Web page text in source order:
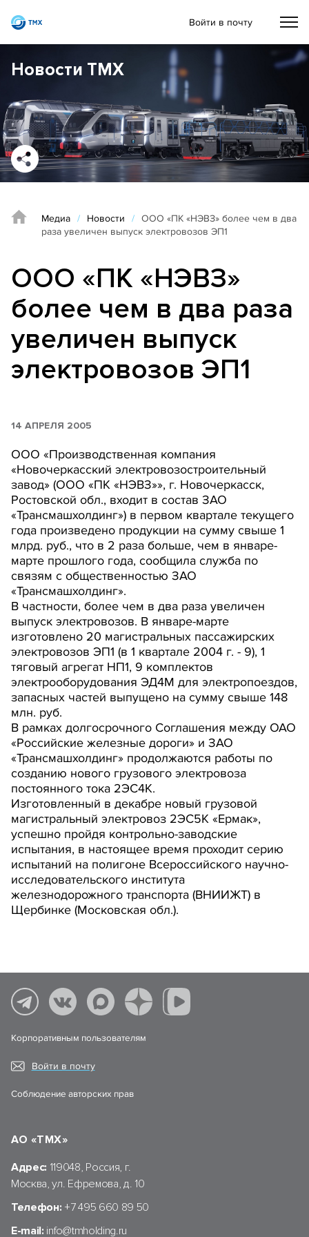
Войти в почту
Новости ТМХ
Медиа / Новости / ООО «ПК «НЭВЗ» более чем в два
раза увеличен выпуск электровозов ЭП1
ООО «ПК «НЭВЗ»
более чем в два раза
увеличен выпуск
электровозов ЭП1
14 АПРЕЛЯ 2005
ООО «Производственная компания
«Новочеркасский электровозостроительный
завод» (ООО «ПК «НЭВЗ»», г. Новочеркасск,
Ростовской обл., входит в состав ЗАО
«Трансмашхолдинг») в первом квартале текущего
года произведено продукции на сумму свыше 1
млрд. руб., что в 2 раза больше, чем в январе-
марте прошлого года, сообщила служба по
связям с общественностью ЗАО
«Трансмашхолдинг».
В частности, более чем в два раза увеличен
выпуск электровозов. В январе-марте
изготовлено 20 магистральных пассажирских
электровозов ЭП1 (в 1 квартале 2004 г. - 9), 1
тяговый агрегат НП1, 9 комплектов
электрооборудования ЭД4М для электропоездов,
запасных частей выпущено на сумму свыше 148
млн. руб.
В рамках долгосрочного Соглашения между ОАО
«Российские железные дороги» и ЗАО
«Трансмашхолдинг» продолжаются работы по
созданию нового грузового электровоза
постоянного тока 2ЭС4К.
Изготовленный в декабре новый грузовой
магистральный электровоз 2ЭС5К «Ермак»,
успешно пройдя контрольно-заводские
испытания, в настоящее время проходит серию
испытаний на полигоне Всероссийского научно-
исследовательского института
железнодорожного транспорта (ВНИИЖТ) в
Щербинке (Московская обл.).
Корпоративным пользователям
Войти в почту
Соблюдение авторских прав
АО «ТМХ»
Адрес: 119048, Россия, г.
Москва, ул. Ефремова, д. 10
Телефон: +7 495 660 89 50
E-mail: info@tmholding.ru